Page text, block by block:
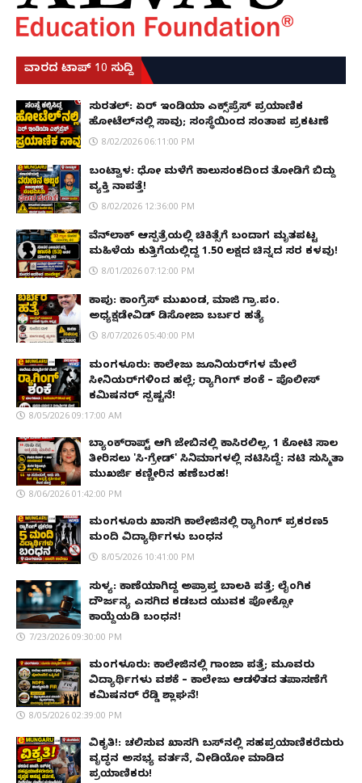
ವಾರದ ಟಾಪ್ 10 ಸುದ್ದಿ
ಸುರತ್ಕಲ್: ಏರ್ ಇಂಡಿಯಾ ಎಕ್ಸ್‌ಪ್ರೆಸ್ ಪ್ರಯಾಣಿಕ
ಹೋಟೆಲ್‌ನಲ್ಲಿ ಸಾವು; ಸಂಸ್ಥೆಯಿಂದ ಸಂತಾಪ ಪ್ರಕಟಣೆ
8/02/2026 06:11:00 PM
ಬಂಟ್ವಾಳ: ಧೋ ಮಳೆಗೆ ಕಾಲುಸಂಕದಿಂದ ತೋಡಿಗೆ ಬಿದ್ದು
ವ್ಯಕ್ತಿ ನಾಪತ್ತೆ!
8/02/2026 12:36:00 PM
ವೆನ್‌ಲಾಕ್ ಆಸ್ಪತ್ರೆಯಲ್ಲಿ ಚಿಕಿತ್ಸೆಗೆ ಬಂದಾಗ ಮೃತಪಟ್ಟ
ಮಹಿಳೆಯ ಕುತ್ತಿಗೆಯಲ್ಲಿದ್ದ ₹1.50 ಲಕ್ಷದ ಚಿನ್ನದ ಸರ ಕಳವು!
8/01/2026 07:12:00 PM
ಕಾಪು: ಕಾಂಗ್ರೆಸ್ ಮುಖಂಡ, ಮಾಜಿ ಗ್ರಾ.ಪಂ.
ಅಧ್ಯಕ್ಷಡೇವಿಡ್ ಡಿಸೋಜಾ ಬರ್ಬರ ಹತ್ಯೆ
8/07/2026 05:40:00 PM
ಮಂಗಳೂರು: ಕಾಲೇಜು ಜೂನಿಯರ್‌ಗಳ ಮೇಲೆ
ಸೀನಿಯರ್‌ಗಳಿಂದ ಹಲ್ಲೆ; ರ‌್ಯಾಗಿಂಗ್ ಶಂಕೆ – ಪೊಲೀಸ್
ಕಮಿಷನರ್ ಸ್ಪಷ್ಟನೆ!
8/05/2026 09:17:00 AM
ಬ್ಯಾಂಕ್‌ರಾಪ್ಟ್‌ ಆಗಿ ಜೇಬಿನಲ್ಲಿ ಕಾಸಿರಲಿಲ್ಲ, ₹1 ಕೋಟಿ ಸಾಲ
ತೀರಿಸಲು 'ಸಿ-ಗ್ರೇಡ್' ಸಿನಿಮಾಗಳಲ್ಲಿ ನಟಿಸಿದ್ದೆ: ನಟಿ ಸುಸ್ಮಿತಾ
ಮುಖರ್ಜಿ ಕಣ್ಣೀರಿನ ಹಣೆಬರಹ!
8/06/2026 01:42:00 PM
ಮಂಗಳೂರು ಖಾಸಗಿ ಕಾಲೇಜಿನಲ್ಲಿ ರ‌್ಯಾಗಿಂಗ್ ಪ್ರಕರಣ5
ಮಂದಿ ವಿದ್ಯಾರ್ಥಿಗಳು ಬಂಧನ
8/05/2026 10:41:00 PM
ಸುಳ್ಯ: ಕಾಣೆಯಾಗಿದ್ದ ಅಪ್ರಾಪ್ತ ಬಾಲಕಿ ಪತ್ತೆ; ಲೈಂಗಿಕ
ದೌರ್ಜನ್ಯ ಎಸಗಿದ ಕಡಬದ ಯುವಕ ಪೋಕ್ಸೋ
ಕಾಯ್ದೆಯಡಿ ಬಂಧನ!
7/23/2026 09:30:00 PM
ಮಂಗಳೂರು: ಕಾಲೇಜಿನಲ್ಲಿ ಗಾಂಜಾ ಪತ್ತೆ; ಮೂವರು
ವಿದ್ಯಾರ್ಥಿಗಳು ವಶಕ್ಕೆ – ಕಾಲೇಜು ಆಡಳಿತದ ತಪಾಸಣೆಗೆ
ಕಮಿಷನರ್ ರೆಡ್ಡಿ ಶ್ಲಾಘನೆ!
8/05/2026 02:39:00 PM
ವಿಕೃತಿ!: ಚಲಿಸುವ ಖಾಸಗಿ ಬಸ್‌ನಲ್ಲಿ ಸಹಪ್ರಯಾಣಿಕರೆದುರು
ವೃದ್ಧನ ಅಸಭ್ಯ ವರ್ತನೆ, ವೀಡಿಯೋ ಮಾಡಿದ
ಪ್ರಯಾಣಿಕರು!